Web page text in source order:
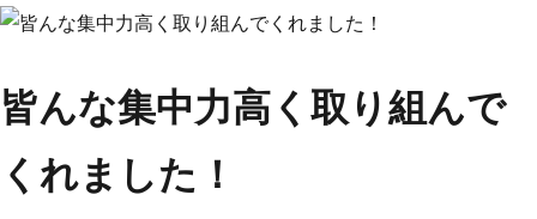
皆んな集中力高く取り組んで
くれました！